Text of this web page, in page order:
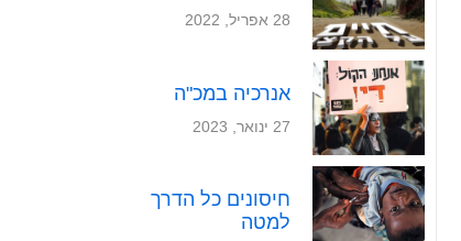
28 אפריל, 2022
אנרכיה במכ"ה
27 ינואר, 2023
חיסונים כל הדרך
למטה